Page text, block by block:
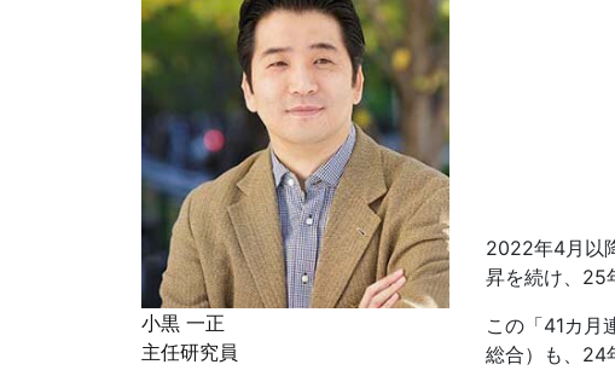
小黒 一正
主任研究員
2022年4月以
昇を続け、 25
この「41カ月
総合）も、 24